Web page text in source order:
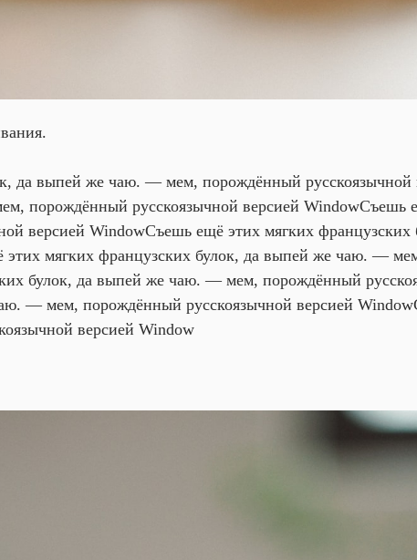
да выпей же чаю. — мем, порождённый
порождённый русскоязычной версией WindowСъешь
версией WindowСъешь ещё этих мягких
мягких французских булок, да выпей же чаю. —
булок, да выпей же чаю. — мем, порождённый
— мем, порождённый русскоязычной версией Window
версией Window